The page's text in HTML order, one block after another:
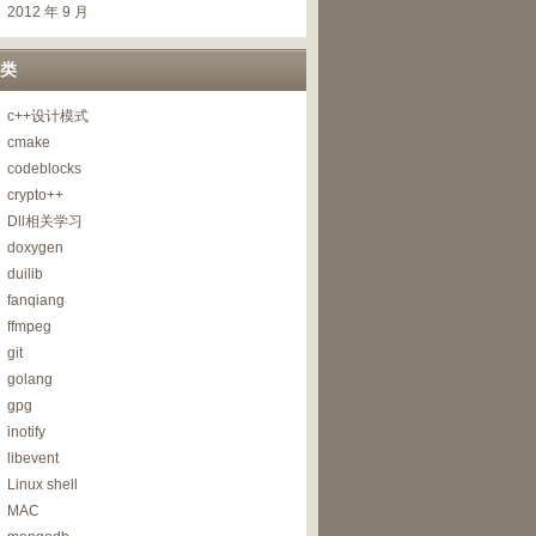
2012 年 9 月
c++设计模式
cmake
codeblocks
crypto++
Dll相关学习
doxygen
duilib
fanqiang
ffmpeg
git
golang
gpg
inotify
libevent
Linux shell
MAC